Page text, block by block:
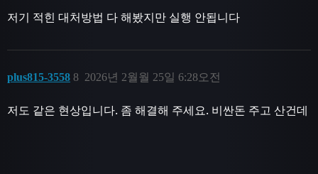
저기 적힌 대처방법 다 해봤지만 실행 안됩니다
plus815-3558 2026년 2월월 25일 6:28오전
8
저도 같은 현상입니다. 좀 해결해 주세요. 비싼돈 주고 산건데